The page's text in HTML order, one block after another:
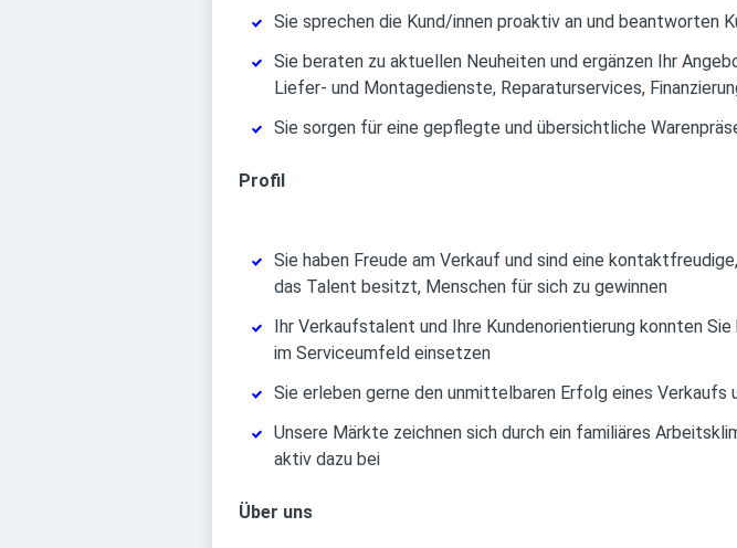
Sie sprechen die Kund/innen proaktiv an und beantworten
Sie beraten zu aktuellen Neuheiten und ergänzen Ihr
Liefer- und Montagedienste, Reparaturservices,
Sie sorgen für eine gepflegte und übersichtliche
Profil
Sie haben Freude am Verkauf und sind eine
das Talent besitzt, Menschen für sich zu gewinnen
Ihr Verkaufstalent und Ihre Kundenorientierung konnten
im Serviceumfeld einsetzen
Sie erleben gerne den unmittelbaren Erfolg eines
Unsere Märkte zeichnen sich durch ein familiäres
aktiv dazu bei
Über uns